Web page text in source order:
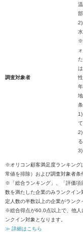
※
調査対象者
る
※オリコン顧客満足度ランキング
常値を排除）および調査対象者条
※「総合ランキング」、「評価項
数を満たした企業のみランクイ
定人数の半数以上の企業がランク
※総合得点が60.0点以上で、他人
ンクイン対象となります。
≫ 詳細はこちら